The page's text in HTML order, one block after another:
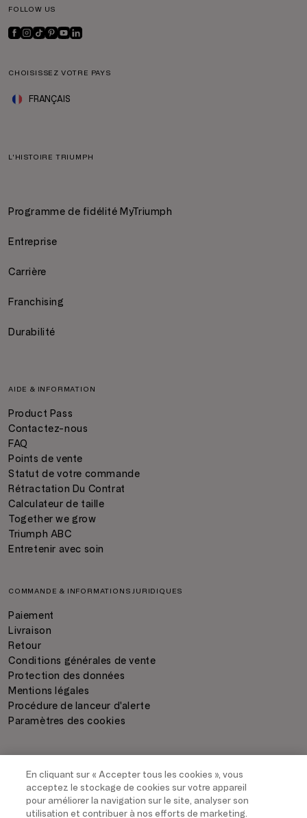
FOLLOW US
CHOISISSEZ VOTRE PAYS
FRANÇAIS
L'HISTOIRE TRIUMPH
Programme de fidélité MyTriumph
Entreprise
Carrière
Franchising
Durabilité
AIDE & INFORMATION
Product Pass
Contactez-nous
FAQ
Points de vente
Statut de votre commande
Rétractation Du Contrat
Calculateur de taille
Together we grow
Triumph ABC
Entretenir avec soin
COMMANDE & INFORMATIONS JURIDIQUES
Paiement
Livraison
Retour
Conditions générales de vente
Protection des données
Mentions légales
Procédure de lanceur d'alerte
Paramètres des cookies
En cliquant sur « Accepter tous les cookies », vous
acceptez le stockage de cookies sur votre appareil
pour améliorer la navigation sur le site, analyser son
utilisation et contribuer à nos efforts de marketing.